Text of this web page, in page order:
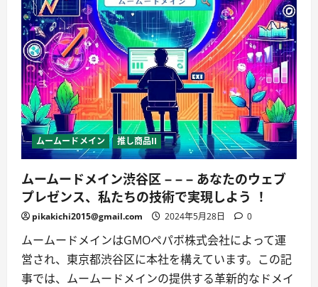
ムームードメイン 推し商品II
ムームードメイン渋谷区 – – – あなたのウェブ
プレゼンス、私たちの技術で実現しよう ！
pikakichi2015@gmail.com 2024年5月28日 0
ムームードメインはGMOペパボ株式会社によって運
営され、東京都渋谷区に本社を構えています。この記
事では、ムームードメインの提供する革新的なドメイ